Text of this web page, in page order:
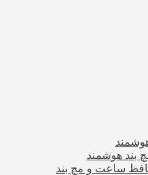
بند هوشمند
ساعت و مچ بند